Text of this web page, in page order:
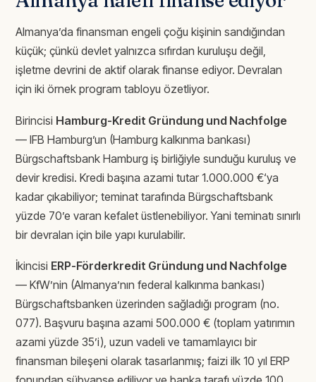
Almanya’da finansman engeli çoğu kişinin sandığından
küçük; çünkü devlet yalnızca sıfırdan kuruluşu değil,
işletme devrini de aktif olarak finanse ediyor. Devralan
için iki örnek program tabloyu özetliyor.
Birincisi Hamburg-Kredit Gründung und Nachfolge
— IFB Hamburg’un (Hamburg kalkınma bankası)
Bürgschaftsbank Hamburg iş birliğiyle sunduğu kuruluş ve
devir kredisi. Kredi başına azami tutar 1.000.000 €‘ya
kadar çıkabiliyor; teminat tarafında Bürgschaftsbank
yüzde 70’e varan kefalet üstlenebiliyor. Yani teminatı sınırlı
bir devralan için bile yapı kurulabilir.
İkincisi ERP-Förderkredit Gründung und Nachfolge
— KfW’nin (Almanya’nın federal kalkınma bankası)
Bürgschaftsbanken üzerinden sağladığı program (no.
077). Başvuru başına azami 500.000 € (toplam yatırımın
azami yüzde 35’i), uzun vadeli ve tamamlayıcı bir
finansman bileşeni olarak tasarlanmış; faizi ilk 10 yıl ERP